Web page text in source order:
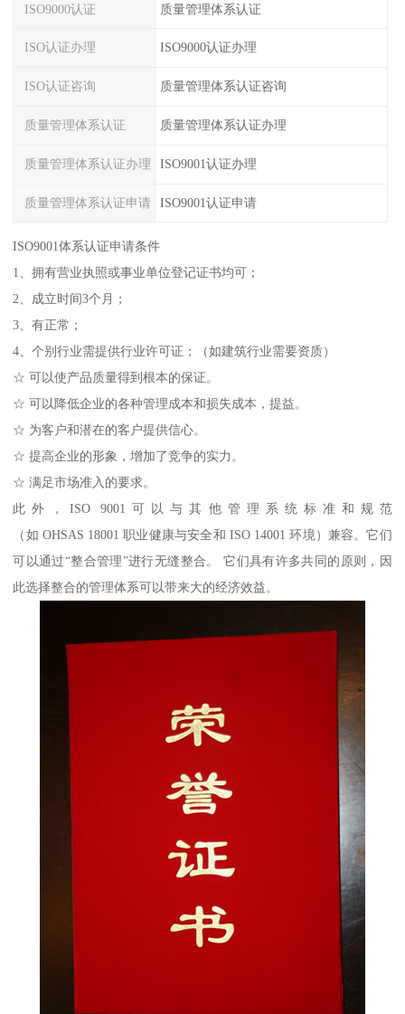
ISO9000认证 质量管理体系认证
ISO认证办理 ISO9000认证办理
ISO认证咨询 质量管理体系认证咨询
质量管理体系认证 质量管理体系认证办理
质量管理体系认证办理 ISO9001认证办理
质量管理体系认证申请 ISO9001认证申请
ISO9001体系认证申请条件
1、拥有营业执照或事业单位登记证书均可；
2、成立时间3个月；
3、有正常；
4、个别行业需提供行业许可证；（如建筑行业需要资质）
☆ 可以使产品质量得到根本的保证。
☆ 可以降低企业的各种管理成本和损失成本，提益。
☆ 为客户和潜在的客户提供信心。
☆ 提高企业的形象，增加了竞争的实力。
☆ 满足市场准入的要求。
此外，ISO 9001可以与其他管理系统标准和规范
（如 OHSAS 18001 职业健康与安全和 ISO 14001 环境）兼容。它们
可以通过“整合管理”进行无缝整合。 它们具有许多共同的原则，因
此选择整合的管理体系可以带来大的经济效益。